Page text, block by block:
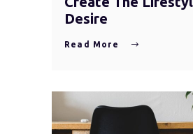
Desire
Read More